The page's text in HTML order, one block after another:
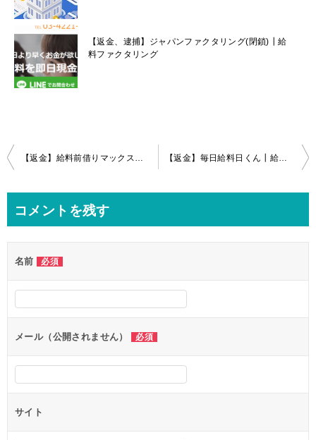
【返金、逮捕】ジャパンファクタリング(閉鎖)┃給
料ファクタリング
投
ビ
ー
シ
ン
【返金】給料前借りマックス┃給料ファクタリング 【返金】毎日給料日くん┃給料ファクタリング
コメントを残す
名前 必須
メール（公開されません） 必須
サイト